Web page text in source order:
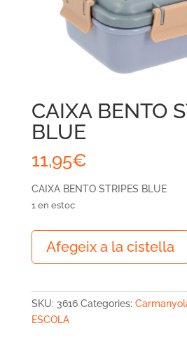
CAIXA BENTO
BLUE
11,95€
CAIXA BENTO STRIPES BLUE
1 en estoc
STRIPES
BLUE
Afegeix a la cistella
SKU: 3616 Categories:
ESCOLA